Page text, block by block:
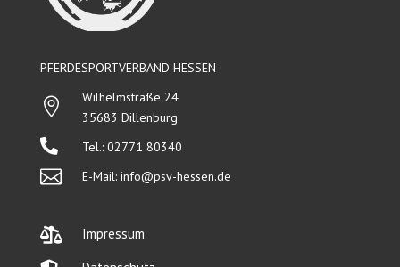
PFERDESPORTVERBAND HESSEN

Wilhelmstraße 24
35683 Dillenburg
 Tel.: 02771 80340
 E-Mail: info@psv-hessen.de
 Impressum